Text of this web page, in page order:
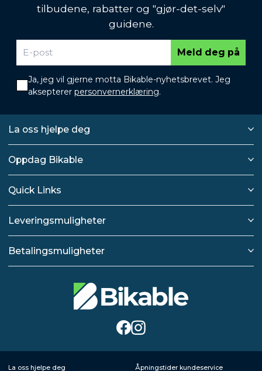
tilbudene, rabatter og "gjør-det-selv"
guidene.
Meld deg på
Ja, jeg vil gjerne motta Bikable-nyhetsbrevet. Jeg
aksepterer personvernerklæring.
La oss hjelpe deg
Oppdag Bikable
Quick Links
Leveringsmuligheter
Betalingsmuligheter
La oss hjelpe deg Åpningstider kundeservice